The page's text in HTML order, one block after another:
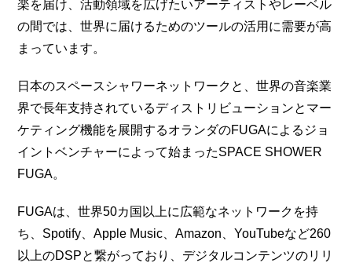
楽を届け、活動領域を広げたいアーティストやレーベル
の間では、世界に届けるためのツールの活用に需要が高
まっています。
日本のスペースシャワーネットワークと、世界の音楽業
界で長年支持されているディストリビューションとマー
ケティング機能を展開するオランダのFUGAによるジョ
イントベンチャーによって始まったSPACE SHOWER
FUGA。
FUGAは、世界50カ国以上に広範なネットワークを持
ち、Spotify、Apple Music、Amazon、YouTubeなど260
以上のDSPと繋がっており、デジタルコンテンツのリリ